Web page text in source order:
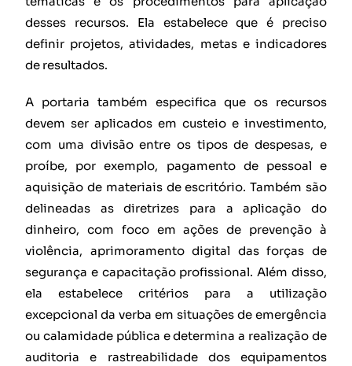
desses recursos. Ela estabelece que é preciso
definir projetos, atividades, metas e indicadores
de resultados.
A portaria também especifica que os recursos
devem ser aplicados em custeio e investimento,
com uma divisão entre os tipos de despesas, e
proíbe, por exemplo, pagamento de pessoal e
aquisição de materiais de escritório. Também são
delineadas as diretrizes para a aplicação do
dinheiro, com foco em ações de prevenção à
violência, aprimoramento digital das forças de
segurança e capacitação profissional. Além disso,
ela estabelece critérios para a utilização
excepcional da verba em situações de emergência
ou calamidade pública e determina a realização de
auditoria e rastreabilidade dos equipamentos